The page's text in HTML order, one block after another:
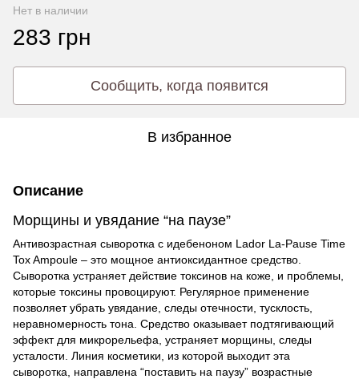
Нет в наличии
283 грн
Сообщить, когда появится
В избранное
Описание
Морщины и увядание “на паузе”
Антивозрастная сыворотка с идебеноном Lador La-Pause Time
Tox Ampoule – это мощное антиоксидантное средство.
Сыворотка устраняет действие токсинов на коже, и проблемы,
которые токсины провоцируют. Регулярное применение
позволяет убрать увядание, следы отечности, тусклость,
неравномерность тона. Средство оказывает подтягивающий
эффект для микрорельефа, устраняет морщины, следы
усталости. Линия косметики, из которой выходит эта
сыворотка, направлена “поставить на паузу” возрастные